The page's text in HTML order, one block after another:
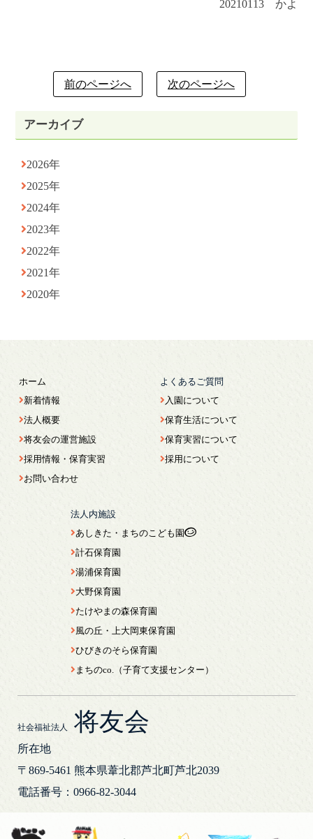
アーカイブ
2026年
2025年
2024年
2023年
2022年
2021年
2020年
20210113 かよ
前のページへ 次のページへ
社会福祉法人 将友会
所在地
〒869-5461 熊本県葦北郡芦北町芦北2039
電話番号：0966-82-3044
ホーム
新着情報
法人概要
将友会の運営施設
採用情報・保育実習
お問い合わせ
よくあるご質問
入園について
保育生活について
保育実習について
採用について
法人内施設
あしきた・まちのこども園
計石保育園
湯浦保育園
大野保育園
たけやまの森保育園
風の丘・上大岡東保育園
ひびきのそら保育園
まちのco.（子育て支援センター）